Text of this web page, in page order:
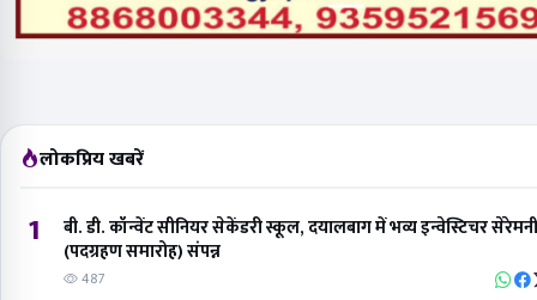
लोकप्रिय खबरें
1
बी. डी. कॉन्वेंट सीनियर सेकेंडरी स्कूल, दयालबाग में भव्य इन्वेस्टिचर सेरेमनी
(पदग्रहण समारोह) संपन्न
487